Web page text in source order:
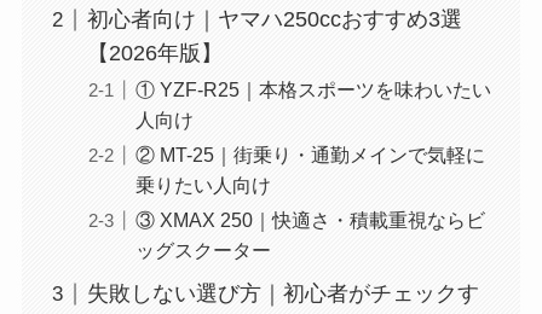
初心者向け｜ヤマハ250ccおすすめ3選
【2026年版】
① YZF-R25｜本格スポーツを味わいたい
人向け
② MT-25｜街乗り・通勤メインで気軽に
乗りたい人向け
③ XMAX 250｜快適さ・積載重視ならビ
ッグスクーター
失敗しない選び方｜初心者がチェックす